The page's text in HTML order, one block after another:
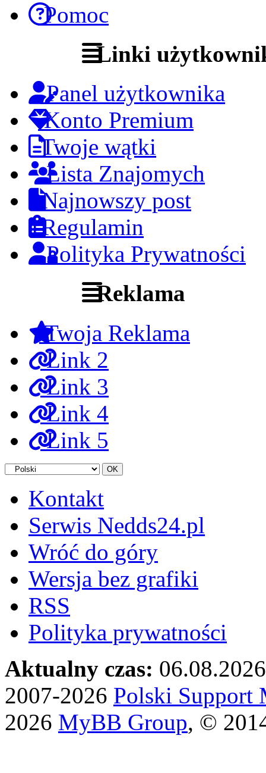
Pomoc
Linki
Panel użytkownika
Konto Premium
Twoje wątki
Lista Znajomych
Najnowszy post
Regulamin
Polityka Prywatności
Reklama
Twoja Reklama
Link 2
Link 3
Link 4
Link 5
Kontakt
Serwis Nedds24.pl
Wróć do góry
Wersja bez grafiki
RSS
Polityka prywatności
Aktualny czas:
2007-2026 Polski Support
2026 MyBB Group, ©